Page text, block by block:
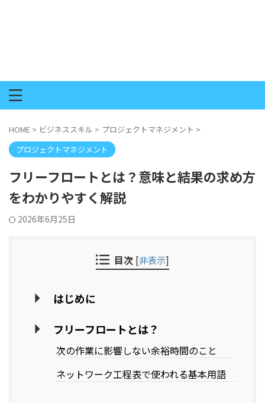
HOME > ビジネススキル > プロジェクトマネジメント >
プロジェクトマネジメント
フリーフロートとは？意味と結果の求め方
をわかりやすく解説
2026年6月25日
目次 [非表示]
はじめに
フリーフロートとは？
次の作業に影響しない余裕時間のこと
ネットワーク工程表で使われる基本用語